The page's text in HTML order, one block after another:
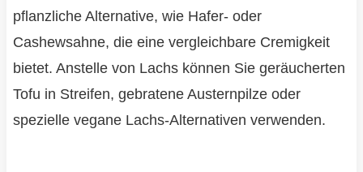
pflanzliche Alternative, wie Hafer- oder
Cashewsahne, die eine vergleichbare Cremigkeit
bietet. Anstelle von Lachs können Sie geräucherten
Tofu in Streifen, gebratene Austernpilze oder
spezielle vegane Lachs-Alternativen verwenden.